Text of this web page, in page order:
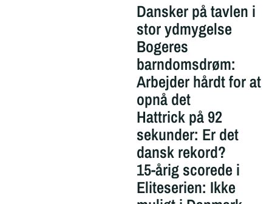
Dansker på tavlen i
stor ydmygelse
Bogeres
barndomsdrøm:
Arbejder hårdt for at
opnå det
Hattrick på 92
sekunder: Er det
dansk rekord?
15-årig scorede i
Eliteserien: Ikke